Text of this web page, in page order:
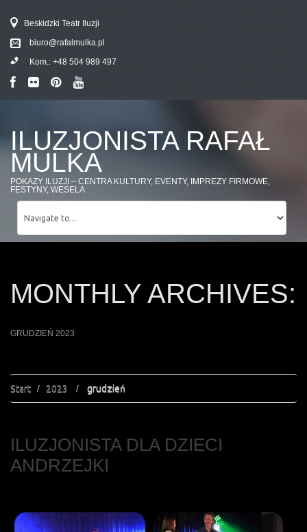
Beskidzki Teatr Iluzji
biuro@rafalmulka.pl
Kom.: +48 504 989 497
ILUZJONISTA RAFAŁ
MULKA
POKAZY ILUZJI – CENTRA KULTURY, EVENTY, IMPREZY FIRMOWE,
FESTYNY, WESELA
MONTHLY ARCHIVES:
GRUDZIEŃ 2023
Start 2023 grudzień
ILUZJONISTA DLA DZIECI
ANDRZEJKI